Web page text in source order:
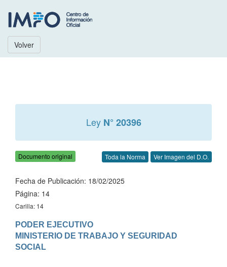
Volver
Ley N° 20396
Documento original Toda la Norma Ver Imagen del D.O.
Fecha de Publicación: 18/02/2025
Página: 14
Carilla: 14
PODER EJECUTIVO
MINISTERIO DE TRABAJO Y SEGURIDAD